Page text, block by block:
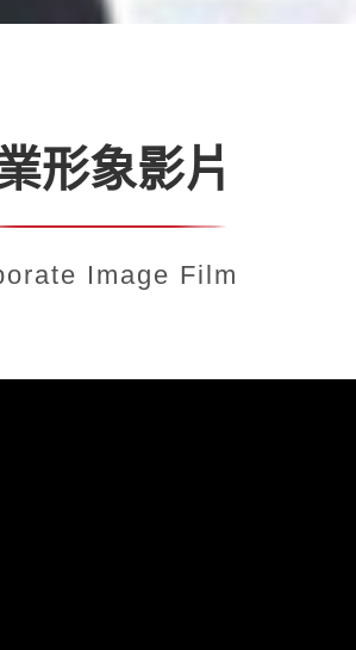
形象影片
Image Film